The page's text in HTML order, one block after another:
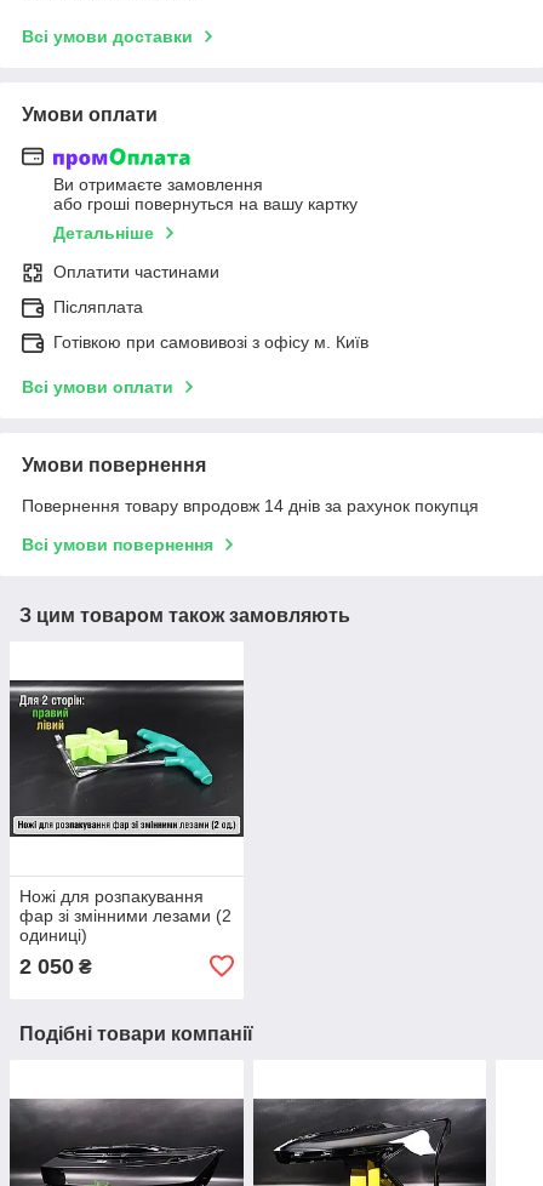
Всі умови доставки
Умови оплати
Ви отримаєте замовлення
або гроші повернуться на вашу картку
Детальніше
Оплатити частинами
Післяплата
Готівкою при самовивозі з офісу м. Київ
Всі умови оплати
Умови повернення
Повернення товару впродовж 14 днів за рахунок покупця
Всі умови повернення
З цим товаром також замовляють
Ножі для розпакування
фар зі змінними лезами (2
одиниці)
2 050 ₴
Подібні товари компанії